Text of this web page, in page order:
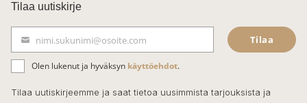
e
b
o
o
Tilaa uutiskirje
ä
h
k
nimi.sukunimi@osoite.com Tilaa
Olen lukenut ja hyväksyn käyttöehdot.
Tilaa uutiskirjeemme ja saat tietoa uusimmista tarjouksista ja